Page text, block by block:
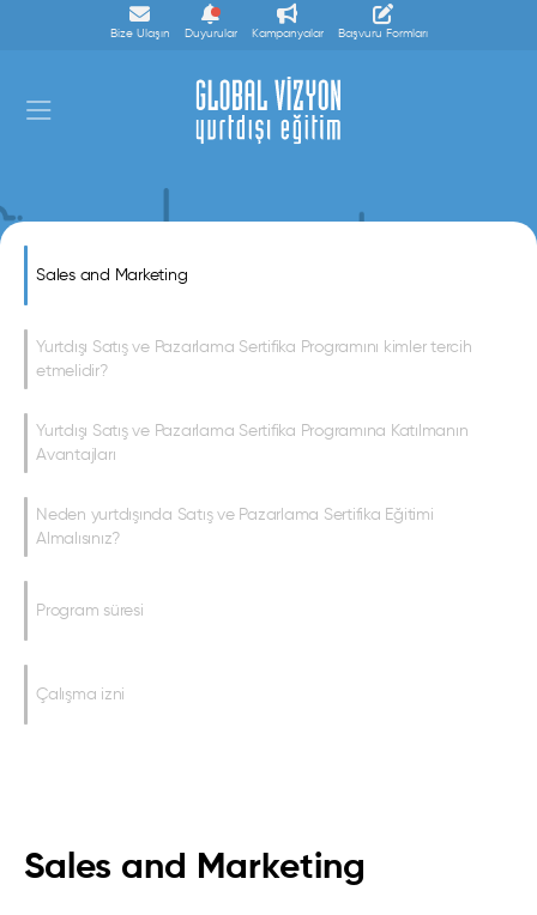
Bize Ulaşın Duyurular Kampanyalar Başvuru Formları
Sales and Marketing
Yurtdışı Satış ve Pazarlama Sertifika Programını kimler tercih
etmelidir?
Yurtdışı Satış ve Pazarlama Sertifika Programına Katılmanın
Avantajları
Neden yurtdışında Satış ve Pazarlama Sertifika Eğitimi
Almalısınız?
Program süresi
Çalışma izni
Sales and Marketing